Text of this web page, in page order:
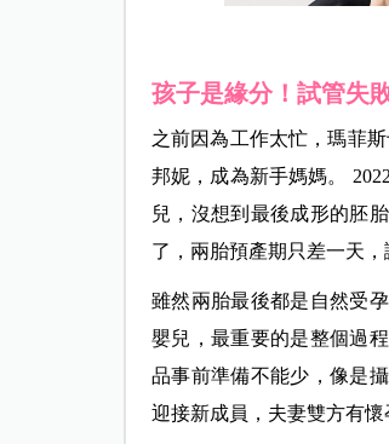
孩子是緣分！試管失
之前因為工作太忙，瑪菲
邦妮，成為新手媽媽。
兒，沒想到最後成形的胚
了，兩胎預產期只差一天
雖然兩胎最後都是自然受
嬰兒，最重要的是整個過
品事前準備不能少，像是
迎接新成員，夫妻雙方有